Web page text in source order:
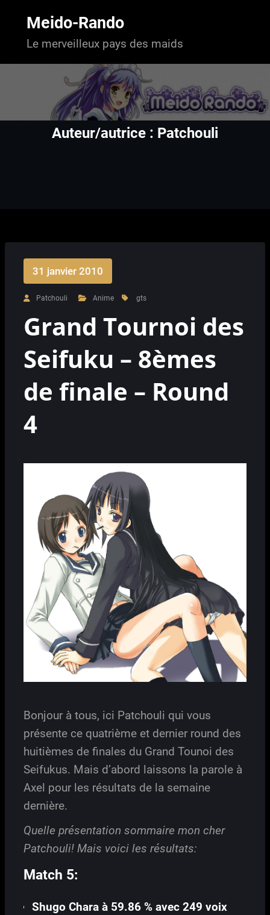
Meido-Rando
Le merveilleux pays des maids
Auteur/autrice : Patchouli
31 janvier 2010
Patchouli Anime gts
Grand Tournoi des
Seifuku – 8èmes
de finale – Round
4
Bonjour à tous, ici Patchouli qui vous
présente ce quatrième et dernier round des
huitièmes de finales du Grand Tounoi des
Seifukus. Mais d’abord laissons la parole à
Axel pour les résultats de la semaine
dernière.
Quelle présentation sommaire mon cher
Patchouli! Mais voici les résultats:
Match 5:
Shugo Chara à 59.86 % avec 249 voix